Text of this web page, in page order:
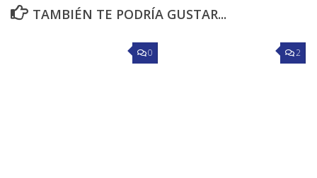
TAMBIÉN TE PODRÍA GUSTAR...
0 2